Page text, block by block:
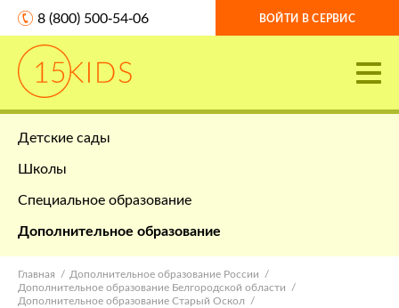
8 (800) 500-54-06 ВОЙТИ В СЕРВИС
Детские сады
Школы
Специальное образование
Дополнительное образование
Главная
Дополнительное образование России
Дополнительное образование Белгородской области
Дополнительное образование Старый Оскол